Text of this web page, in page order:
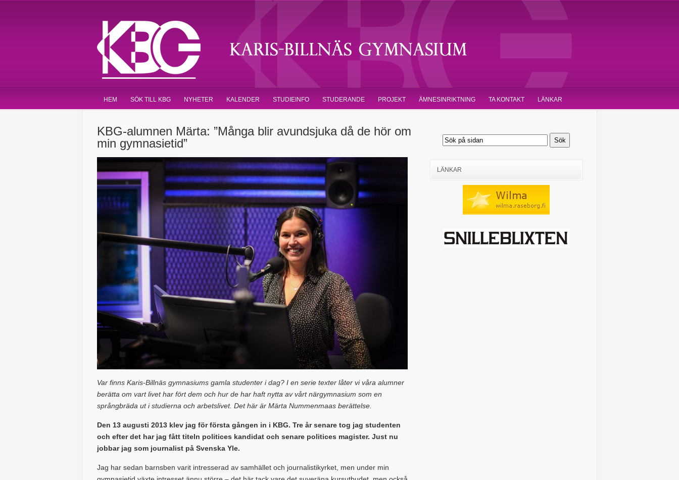
HEM SÖK TILL KBG NYHETER KALENDER STUDIEINFO STUDERANDE PROJEKT ÄMNESINRIKTNING TA KONTAKT LÄNKAR
KBG-alumnen Märta: ”Många blir avundsjuka då de hör om
min gymnasietid”
Var finns Karis-Billnäs gymnasiums gamla studenter i dag? I en serie texter låter vi våra alumner
berätta om vart livet har fört dem och hur de har haft nytta av vårt närgymnasium som en
språngbräda ut i studierna och arbetslivet. Det här är Märta Nummenmaas berättelse.
Den 13 augusti 2013 klev jag för första gången in i KBG. Tre år senare tog jag studenten
och efter det har jag fått titeln politices kandidat och senare politices magister. Just nu
jobbar jag som journalist på Svenska Yle.
Jag har sedan barnsben varit intresserad av samhället och journalistikyrket, men under min
LÄNKAR